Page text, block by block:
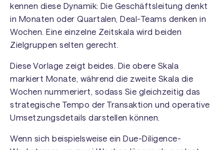
kennen diese Dynamik: Die Geschäftsleitung denkt
in Monaten oder Quartalen, Deal-Teams denken in
Wochen. Eine einzelne Zeitskala wird beiden
Zielgruppen selten gerecht.
Diese Vorlage zeigt beides. Die obere Skala
markiert Monate, während die zweite Skala die
Wochen nummeriert, sodass Sie gleichzeitig das
strategische Tempo der Transaktion und operative
Umsetzungsdetails darstellen können.
Wenn sich beispielsweise ein Due-Diligence-